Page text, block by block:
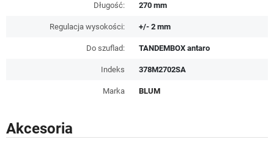
Długość: 270 mm
Regulacja wysokości: +/- 2 mm
Do szuflad: TANDEMBOX antaro
Indeks 378M2702SA
Marka BLUM
Akcesoria